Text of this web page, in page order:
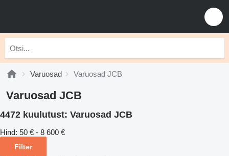
Varuosad Varuosad JCB
Varuosad JCB
4472 kuulutust: Varuosad JCB
Hind: 50 € - 8 600 €
Filter